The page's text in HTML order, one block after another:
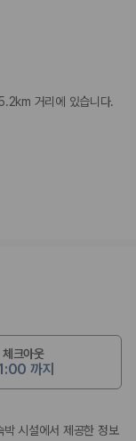
거리에 있습니다.
체크아웃
까지
시설에서 제공한 정보